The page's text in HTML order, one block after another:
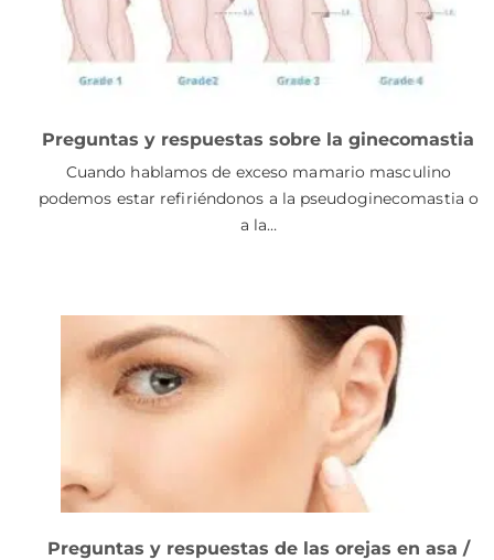
Preguntas y respuestas sobre la ginecomastia
Cuando hablamos de exceso mamario masculino
podemos estar refiriéndonos a la pseudoginecomastia o
a la…
Preguntas y respuestas de las orejas en asa /